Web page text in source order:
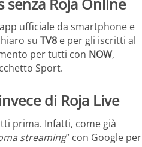
ufficiale da smartphone e
su TV8 e per gli iscritti al
per tutti con NOW,
Sport.
di Roja Live
prima. Infatti, come già
streaming” con Google per